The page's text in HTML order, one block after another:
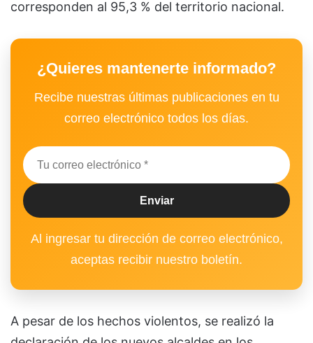
corresponden al 95,3 % del territorio nacional.
¿Quieres mantenerte informado?
Recibe nuestras últimas publicaciones en tu
correo electrónico todos los días.
Al ingresar tu dirección de correo electrónico,
aceptas recibir nuestro boletín.
A pesar de los hechos violentos, se realizó la